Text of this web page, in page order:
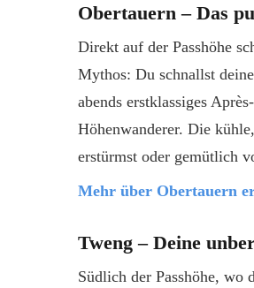
Obertauern – Das
Direkt auf der Passhöhe
Mythos: Du schnallst
abends erstklassiges
Höhenwanderer. Die
erstürmst oder gemütlich
Mehr über Obertauern
Tweng – Deine
Südlich der Passhöhe, wo